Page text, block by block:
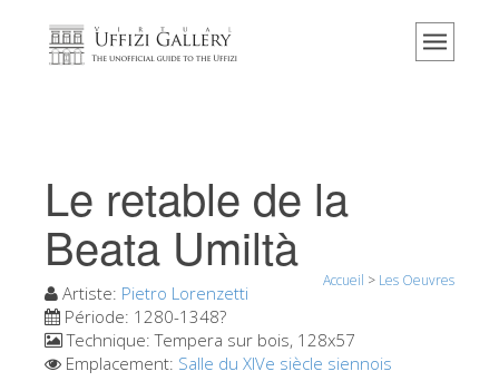
Accueil
Événements et expositions
L' avis des visiteurs
Explorer la Galerie
Réserver
Le retable de la
Beata Umiltà
Accueil > Les Oeuvres
Artiste: Pietro Lorenzetti
Période: 1280-1348?
Technique:Tempera sur bois, 128x57
Emplacement: Salle du XIVe siècle siennois